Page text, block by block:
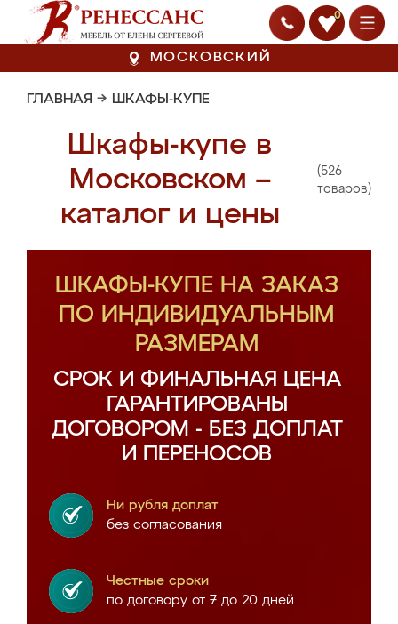
0
МОСКОВСКИЙ
ГЛАВНАЯ → ШКАФЫ-КУПЕ
Шкафы-купе в
Московском –
каталог и цены
(526
товаров)
ШКАФЫ-КУПЕ НА ЗАКАЗ
ПО ИНДИВИДУАЛЬНЫМ
РАЗМЕРАМ
СРОК И ФИНАЛЬНАЯ ЦЕНА
ГАРАНТИРОВАНЫ
ДОГОВОРОМ - БЕЗ ДОПЛАТ
И ПЕРЕНОСОВ
Ни рубля доплат
без согласования
Честные сроки
по договору от 7 до 20 дней